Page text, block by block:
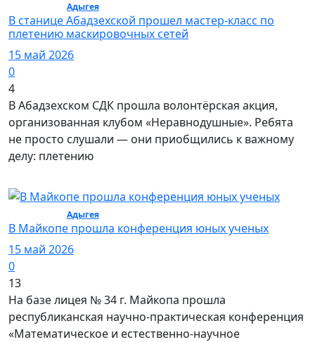
Адыгея/ Общество
В станице Абадзехской прошел мастер-класс по
плетению маскировочных сетей
15 май 2026
0
4
В Абадзехском СДК прошла волонтёрская акция,
организованная клубом «Неравнодушные». Ребята
не просто слушали — они приобщились к важному
делу: плетению
Адыгея/ Общество
В Майкопе прошла конференция юных ученых
15 май 2026
0
13
На базе лицея № 34 г. Майкопа прошла
республиканская научно‑практическая конференция
«Математическое и естественно‑научное